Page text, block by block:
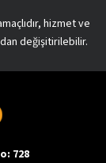
hizmet ve
değişitirilebilir.
728